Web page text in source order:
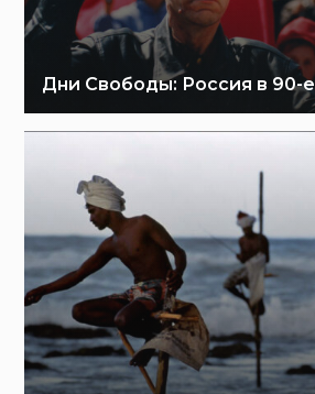
Дни Свободы: Россия в 90-е